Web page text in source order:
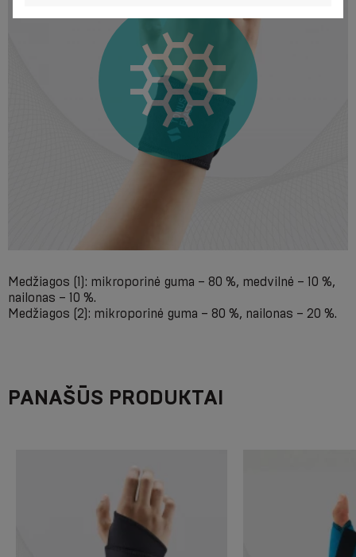
Medžiagos (1): mikroporinė guma – 80 %, medvilnė – 10 %,
nailonas – 10 %.
Medžiagos (2): mikroporinė guma – 80 %, nailonas – 20 %.
PANAŠŪS PRODUKTAI